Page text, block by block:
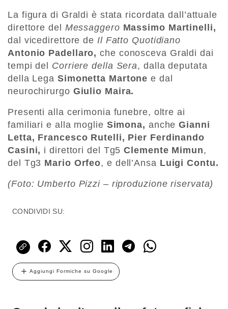
La figura di Graldi è stata ricordata dall’attuale
direttore del Messaggero Massimo Martinelli,
dal vicedirettore de Il Fatto Quotidiano
Antonio Padellaro, che conosceva Graldi dai
tempi del Corriere della Sera, dalla deputata
della Lega Simonetta Martone e dal
neurochirurgo Giulio Maira.
Presenti alla cerimonia funebre, oltre ai
familiari e alla moglie Simona, ancheGianni
Letta, Francesco Rutelli, Pier Ferdinando
Casini, i direttori del Tg5Clemente Mimun,
del Tg3 Mario Orfeo, e dell’Ansa Luigi Contu.
(Foto: Umberto Pizzi – riproduzione riservata)
CONDIVIDI SU:
Aggiungi Formiche su Google